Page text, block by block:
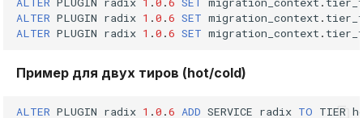
hgetall
hkeys
ALTER PLUGIN radix 1 .0 .6 SET migration_context .
ALTER PLUGIN radix 1 .0 .6 SET migration_context .
Пример для двух тиров (hot/cold)
ALTER PLUGIN radix 1 .0 .6 ADD SERVICE radix TO TIER